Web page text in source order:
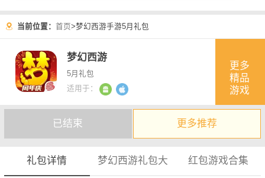
当前位置：首页>梦幻西游手游5月礼包
梦幻西游
5月礼包
适用于：
更多
精品
游戏
建议您收藏本页方便实时查看最新礼包
已结束
更多推荐
礼包详情 梦幻西游礼包大 红包游戏合集